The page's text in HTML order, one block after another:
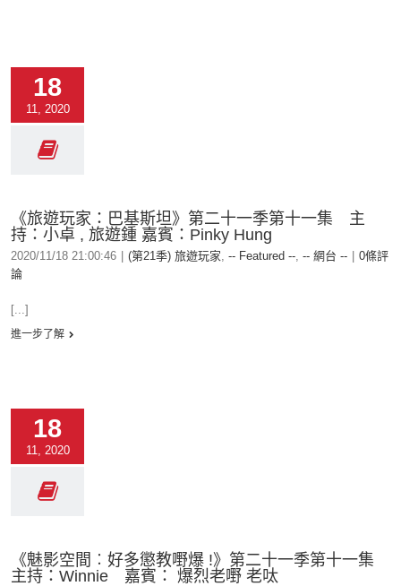
18
11, 2020
《旅遊玩家：巴基斯坦》第二十一季第十一集 主
持：小卓 , 旅遊鍾 嘉賓：Pinky Hung
2020/11/18 21:00:46 (第21季) 旅遊玩家, -- Featured --, -- 網台 --
0條評
論
[...]
進一步了解
18
11, 2020
《魅影空間︰好多懲教嘢爆 !》第二十一季第十一集
主持：Winnie 嘉賓： 爆烈老嘢 老呔